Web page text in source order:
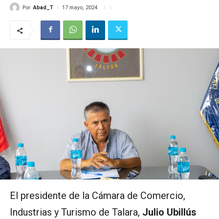
Por Abad_T 17 mayo, 2024
El presidente de la Cámara de Comercio,
Industrias y Turismo de Talara, Julio Ubillús